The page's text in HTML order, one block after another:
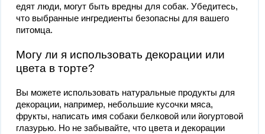
едят люди, могут быть вредны для собак. Убедитесь,
что выбранные ингредиенты безопасны для вашего
питомца.
Могу ли я использовать декорации или
цвета в торте?
Вы можете использовать натуральные продукты для
декорации, например, небольшие кусочки мяса,
фрукты, написать имя собаки белковой или йогуртовой
глазурью. Но не забывайте, что цвета и декорации